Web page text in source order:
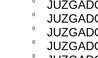
0
0
0
0